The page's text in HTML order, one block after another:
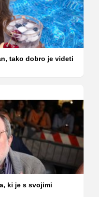
tako dobro je videti
ki je s svojimi